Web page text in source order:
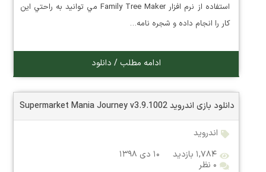
استفاده از نرم افزار Family Tree Maker مي توانيد به راحتي اين
کار را انجام داده و شجره نامه…
ادامه مطلب / دانلود
دانلود بازی اندروید Supermarket Mania Journey v3.9.1002
اندروید
۱,۷۸۴ بازدید
۱۰ دی ۱۳۹۸
۰ نظر